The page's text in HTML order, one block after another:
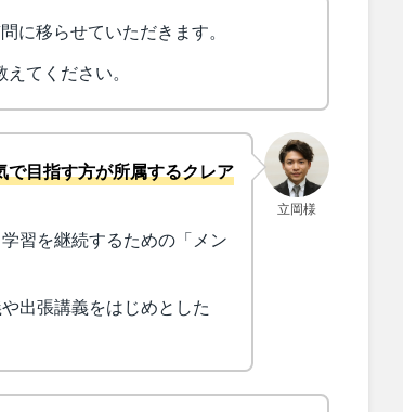
に移らせていただきます。
てください。
立岡様
目指す方が所属するクレア
習を継続するための「メン
出張講義をはじめとした